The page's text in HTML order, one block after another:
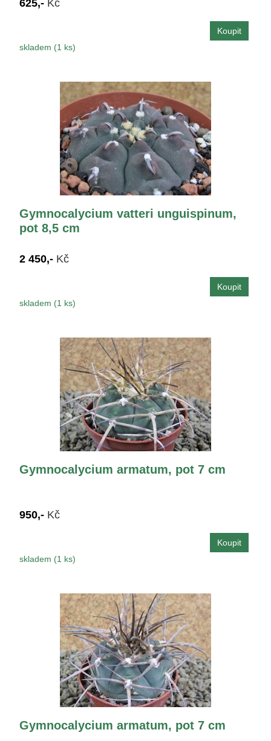
625,- Kč
skladem (1 ks)
Gymnocalycium vatteri unguispinum,
pot 8,5 cm
2 450,- Kč
skladem (1 ks)
Gymnocalycium armatum, pot 7 cm
950,- Kč
skladem (1 ks)
Gymnocalycium armatum, pot 7 cm